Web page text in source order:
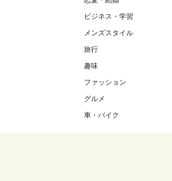
ビジネス・学習
メンズスタイル
旅行
趣味
ファッション
グルメ
車・バイク